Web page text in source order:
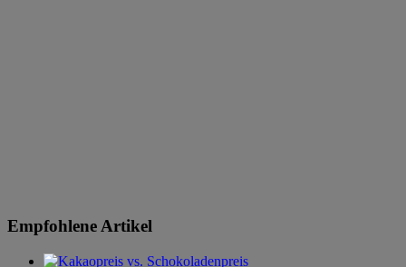
Empfohlene Artikel